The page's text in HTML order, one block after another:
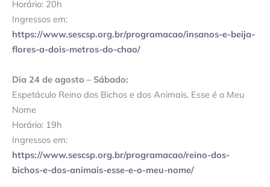
Horário: 20h
Ingressos em:
https://www.sescsp.org.br/programacao/insanos-e-beija-
flores-a-dois-metros-do-chao/
Dia 24 de agosto – Sábado:
Espetáculo Reino dos Bichos e dos Animais, Esse é o Meu
Nome
Horário: 19h
Ingressos em:
https://www.sescsp.org.br/programacao/reino-dos-
bichos-e-dos-animais-esse-e-o-meu-nome/